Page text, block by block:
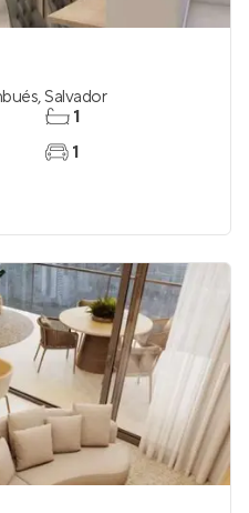
,Salvador
1
1